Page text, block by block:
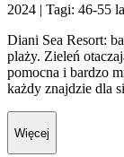
2024 | Tagi: 46-55
Diani Sea Resort:
plaży. Zieleń
pomocna i bardzo
każdy znajdzie dla
Więcej